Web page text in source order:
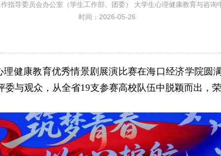
指导委员会办公室（学生工作部、团委） 大学生心理健康教育与咨询
时间：2026-05-26
理健康教育优秀情景剧展演比赛在海口经济学院圆
与观众，从全省19支参赛高校队伍中脱颖而出，